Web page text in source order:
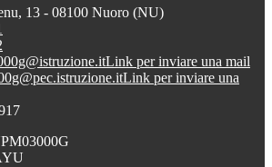
13 - 08100 Nuoro (NU)
Link per inviare una mail
Link per inviare una